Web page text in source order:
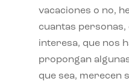
vacaciones o no,
cuantas
interesa, que nos
propongan
que sea, merecen